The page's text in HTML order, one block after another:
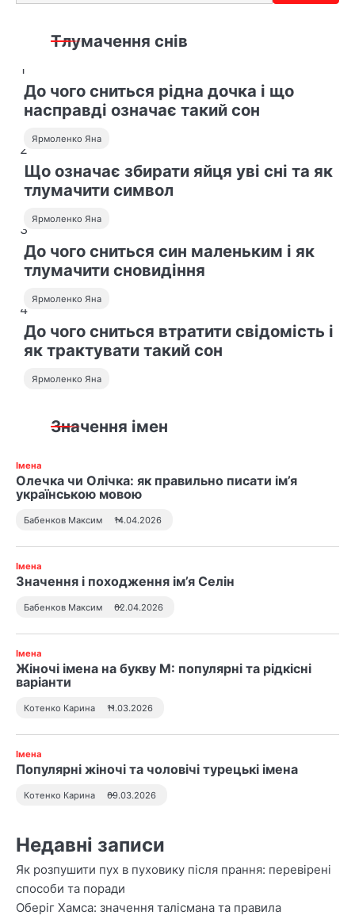
а
ц
я
з
а
и
с
Тлумачення снів
1
До чого сниться рідна дочка і що
насправді означає такий сон
Ярмоленко Яна
2
Що означає збирати яйця уві сні та як
тлумачити символ
Ярмоленко Яна
3
До чого сниться син маленьким і як
тлумачити сновидіння
Ярмоленко Яна
4
До чого сниться втратити свідомість і
як трактувати такий сон
Ярмоленко Яна
Значення імен
Імена
Олечка чи Олічка: як правильно писати ім’я
українською мовою
Бабенков Максим 14.04.2026
Імена
Значення і походження ім’я Селін
Бабенков Максим 02.04.2026
Імена
Жіночі імена на букву М: популярні та рідкісні
варіанти
Котенко Карина 11.03.2026
Імена
Популярні жіночі та чоловічі турецькі імена
Котенко Карина 09.03.2026
Недавні записи
Як розпушити пух в пуховику після прання: перевірені
способи та поради
Оберіг Хамса: значення талісмана та правила